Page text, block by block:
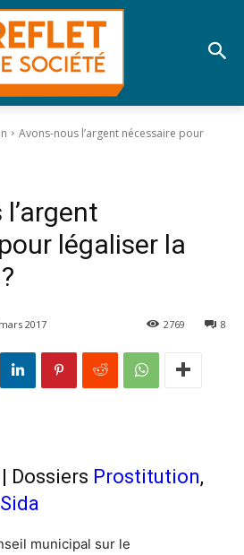
Avons-nous l’argent nécessaire pour
légaliser la
2017 8
2769
Dossiers Prostitution,
municipal sur le